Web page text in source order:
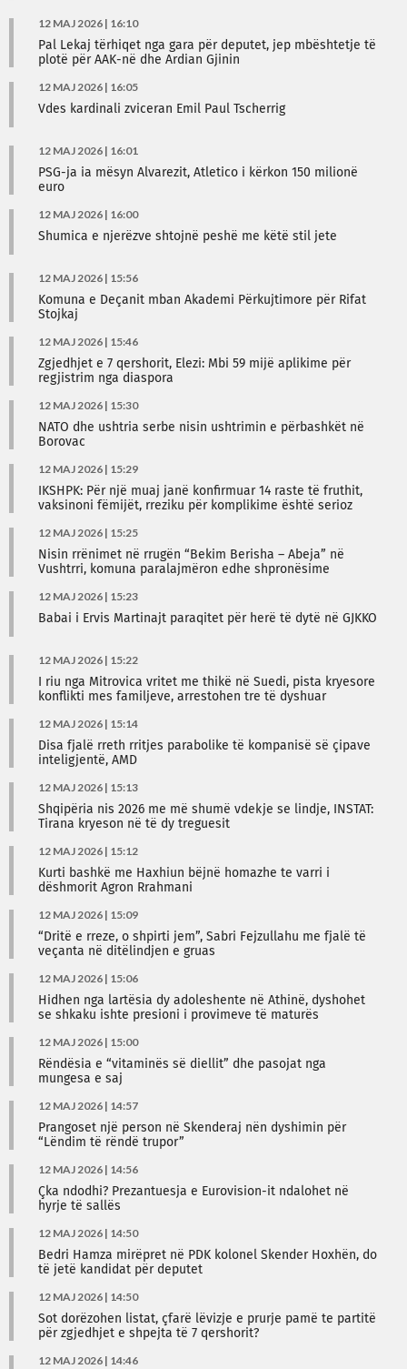
12 MAJ 2026 | 16:10
Pal Lekaj tërhiqet nga gara për deputet, jep mbështetje të
plotë për AAK-në dhe Ardian Gjinin
12 MAJ 2026 | 16:05
Vdes kardinali zviceran Emil Paul Tscherrig
12 MAJ 2026 | 16:01
PSG-ja ia mësyn Alvarezit, Atletico i kërkon 150 milionë
euro
12 MAJ 2026 | 16:00
Shumica e njerëzve shtojnë peshë me këtë stil jete
12 MAJ 2026 | 15:56
Komuna e Deçanit mban Akademi Përkujtimore për Rifat
Stojkaj
12 MAJ 2026 | 15:46
Zgjedhjet e 7 qershorit, Elezi: Mbi 59 mijë aplikime për
regjistrim nga diaspora
12 MAJ 2026 | 15:30
NATO dhe ushtria serbe nisin ushtrimin e përbashkët në
Borovac
12 MAJ 2026 | 15:29
IKSHPK: Për një muaj janë konfirmuar 14 raste të fruthit,
vaksinoni fëmijët, rreziku për komplikime është serioz
12 MAJ 2026 | 15:25
Nisin rrënimet në rrugën “Bekim Berisha – Abeja” në
Vushtrri, komuna paralajmëron edhe shpronësime
12 MAJ 2026 | 15:23
Babai i Ervis Martinajt paraqitet për herë të dytë në GJKKO
12 MAJ 2026 | 15:22
I riu nga Mitrovica vritet me thikë në Suedi, pista kryesore
konflikti mes familjeve, arrestohen tre të dyshuar
12 MAJ 2026 | 15:14
Disa fjalë rreth rritjes parabolike të kompanisë së çipave
inteligjentë, AMD
12 MAJ 2026 | 15:13
Shqipëria nis 2026 me më shumë vdekje se lindje, INSTAT:
Tirana kryeson në të dy treguesit
12 MAJ 2026 | 15:12
Kurti bashkë me Haxhiun bëjnë homazhe te varri i
dëshmorit Agron Rrahmani
12 MAJ 2026 | 15:09
“Dritë e rreze, o shpirti jem”, Sabri Fejzullahu me fjalë të
veçanta në ditëlindjen e gruas
12 MAJ 2026 | 15:06
Hidhen nga lartësia dy adoleshente në Athinë, dyshohet
se shkaku ishte presioni i provimeve të maturës
12 MAJ 2026 | 15:00
Rëndësia e “vitaminës së diellit” dhe pasojat nga
mungesa e saj
12 MAJ 2026 | 14:57
Prangoset një person në Skenderaj nën dyshimin për
“Lëndim të rëndë trupor”
12 MAJ 2026 | 14:56
Çka ndodhi? Prezantuesja e Eurovision-it ndalohet në
hyrje të sallës
12 MAJ 2026 | 14:50
Bedri Hamza mirëpret në PDK kolonel Skender Hoxhën, do
të jetë kandidat për deputet
12 MAJ 2026 | 14:50
Sot dorëzohen listat, çfarë lëvizje e prurje pamë te partitë
për zgjedhjet e shpejta të 7 qershorit?
12 MAJ 2026 | 14:46